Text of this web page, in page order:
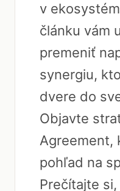
v
článku vám
premeniť
synergiu,
dvere do
Objavte
Agreement,
pohľad na
Prečítajte